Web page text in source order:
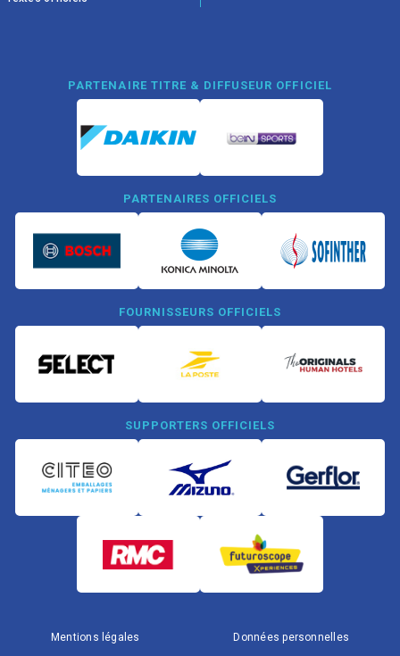
PARTENAIRE TITRE & DIFFUSEUR OFFICIEL
PARTENAIRES OFFICIELS
FOURNISSEURS OFFICIELS
SUPPORTERS OFFICIELS
Mentions légales Données personnelles